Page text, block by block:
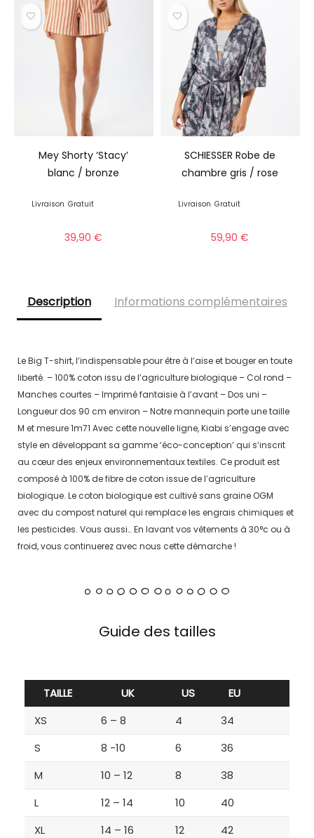
Mey Shorty ‘Stacy’
blanc / bronze
Livraison Gratuit
39,90€
SCHIESSER Robe de
chambre gris / rose
Livraison Gratuit
59,90€
Description Informations complémentaires
Le Big T-shirt, l’indispensable pour être à l’aise et bouger en toute
liberté. – 100% coton issu de l’agriculture biologique – Col rond –
Manches courtes – Imprimé fantaisie à l’avant – Dos uni –
Longueur dos 90 cm environ – Notre mannequin porte une taille
M et mesure 1m71 Avec cette nouvelle ligne, Kiabi s’engage avec
style en développant sa gamme ‘éco-conception’ qui s’inscrit
au cœur des enjeux environnementaux textiles. Ce produit est
composé à 100% de fibre de coton issue de l’agriculture
biologique. Le coton biologique est cultivé sans graine OGM
avec du compost naturel qui remplace les engrais chimiques et
les pesticides. Vous aussi… En lavant vos vêtements à 30°c ou à
froid, vous continuerez avec nous cette démarche !
Guide des tailles
TAILLE UK US
EU
XS
6 – 8 4
34
S
8 -10 6
36
M
10 – 12 8
38
L
12 – 14 10
40
XL
14 – 16 12 42